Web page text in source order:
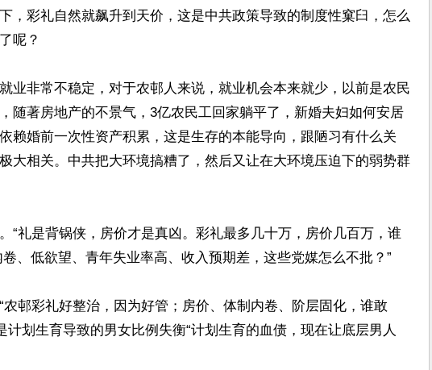
，彩礼自然就飙升到天价，这是中共政策导致的制度性窠臼，怎么
呢？
业非常不稳定，对于农邨人来说，就业机会本来就少，以前是农民
随著房地产的不景气，3亿农民工回家躺平了，新婚夫妇如何安居
赖婚前一次性资产积累，这是生存的本能导向，跟陋习有什么关
大相关。中共把大环境搞糟了，然后又让在大环境压迫下的弱势群
“礼是背锅侠，房价才是真凶。彩礼最多几十万，房价几百万，谁
卷、低欲望、青年失业率高、收入预期差，这些党媒怎么不批？”
邨彩礼好整治，因为好管；房价、体制内卷、阶层固化，谁敢
计划生育导致的男女比例失衡“计划生育的血债，现在让底层男人